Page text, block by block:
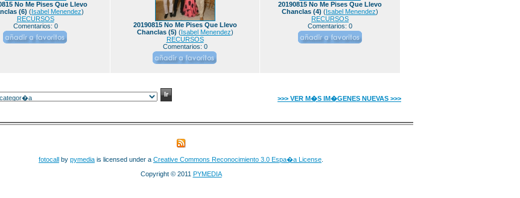
No Me Pises Que Llevo
(6) (Isabel Menendez)
RECURSOS
Comentarios: 0
20190815 No Me Pises Que Llevo
Chanclas (5) (Isabel Menendez)
RECURSOS
Comentarios: 0
20190815 No Me Pises Que Llevo
Chanclas (4) (Isabel Menendez)
RECURSOS
Comentarios: 0
>>> VER M�S IM�GENES NUEVAS >>>
fotocall by pymedia is licensed under a Creative Commons Reconocimiento 3.0 Espa�a License
Copyright © 2011 PYMEDIA